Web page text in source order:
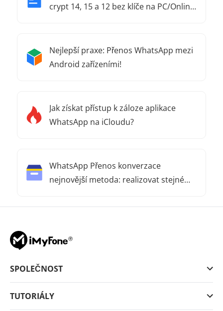
crypt 14, 15 a 12 bez klíče na PC/Online
Nejlepší praxe: Přenos WhatsApp mezi
Android zařízeními!
Jak získat přístup k záloze aplikace
WhatsApp na iCloudu?
WhatsApp Přenos konverzace
nejnovější metoda: realizovat stejné
SPOLEČNOST
TUTORIÁLY